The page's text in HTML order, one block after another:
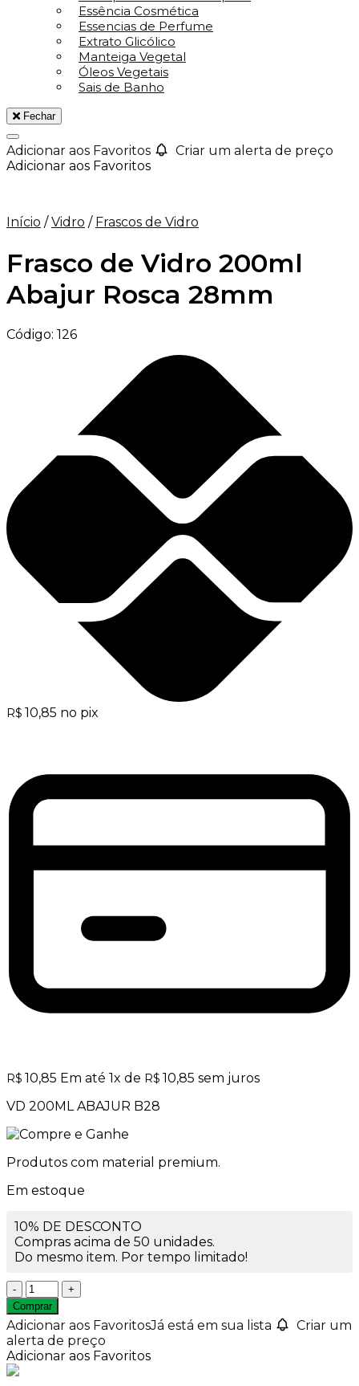
Essência Cosmética
Essencias de Perfume
Extrato Glicólico
Manteiga Vegetal
Óleos Vegetais
Sais de Banho
Fechar
Adicionar aos Favoritos
Criar um alerta de preço
Adicionar aos Favoritos
Início / Vidro / Frascos de Vidro
Frasco de Vidro 200ml
Abajur Rosca 28mm
Código: 126
R$ 10,85 no pix
R$ 10,85 Em até 1x de R$ 10,85 sem juros
VD 200ML ABAJUR B28
Produtos com material premium.
Em estoque
10% DE DESCONTO
Compras acima de 50 unidades.
Do mesmo item. Por tempo limitado!
Frasco
de
Vidro
200ml
Abajur
Rosca
Comprar
Adicionar aos FavoritosJá está em sua lista
Criar um
alerta de preço
Adicionar aos Favoritos